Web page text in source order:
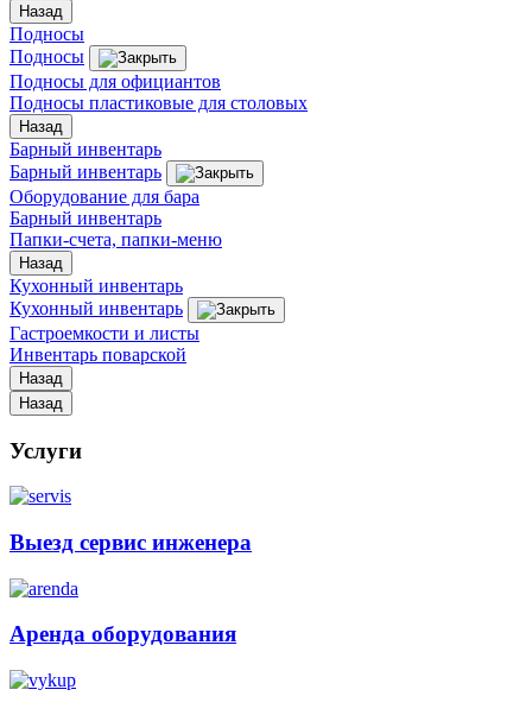
Назад
Подносы
Подносы
Подносы для официантов
Подносы пластиковые для столовых
Назад
Барный инвентарь
Барный инвентарь
Оборудование для бара
Барный инвентарь
Папки-счета, папки-меню
Назад
Кухонный инвентарь
Кухонный инвентарь
Гастроемкости и листы
Инвентарь поварской
Назад
Назад
Услуги
Выезд сервис инженера
Аренда оборудования